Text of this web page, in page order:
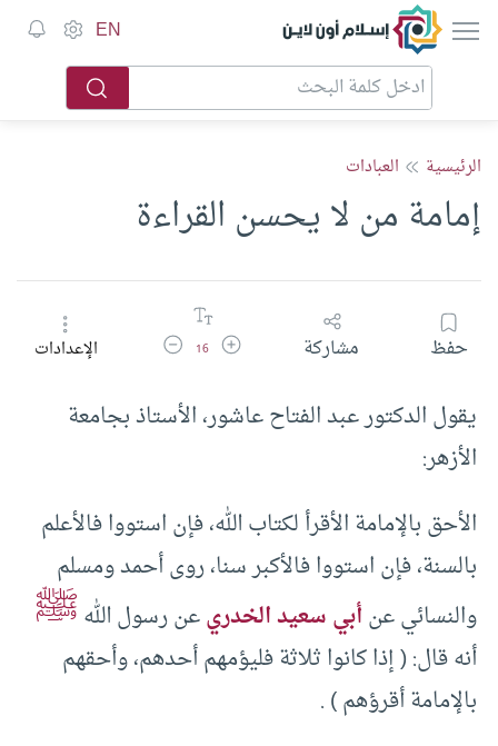
إسلام أون لاين EN
الرئيسية العبادات
إمامة من لا يحسن القراءة
حفظ مشاركة زيادة حجم الخط
16 تقليل حجم الخطالإعدادات
يقول الدكتور عبد الفتاح عاشور، الأستاذ بجامعة
الأزهر:
الأحق بالإمامة الأقرأ لكتاب الله، فإن استووا فالأعلم
بالسنة، فإن استووا فالأكبر سنا، روى أحمد ومسلم
والنسائي عنأبي سعيد الخدريعن رسول اللهﷺ
أنه قال: ( إذا كانوا ثلاثة فليؤمهم أحدهم، وأحقهم
بالإمامة أقرؤهم ) .